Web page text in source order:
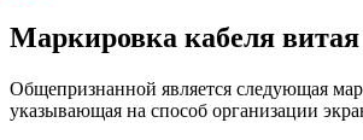
Маркировка кабеля
Общепризнанной является следующая
указывающая на способ организации